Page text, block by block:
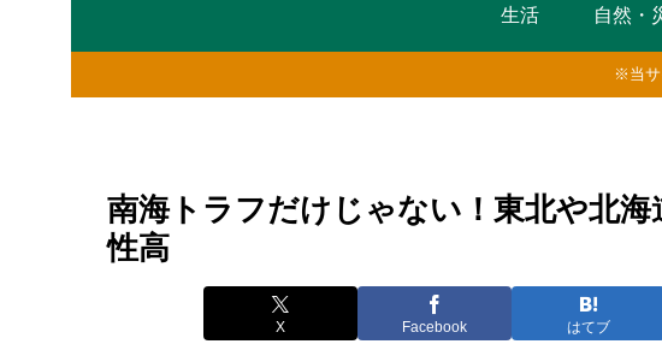
生活 自然・
※当サ
南海トラフだけじゃない！東北や北
性高
X Facebook はてブ